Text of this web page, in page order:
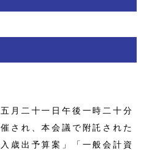
月二十一日午後一時二十分
され、本会議で附託された
歳出予算案」「一般会計資